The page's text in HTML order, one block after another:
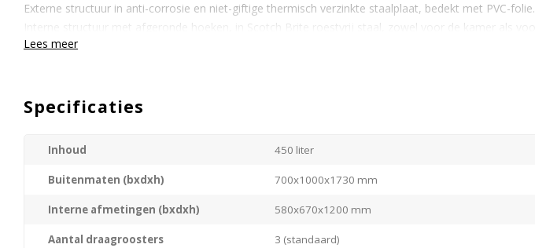
Externe structuur in anti-corrosie en niet-giftige thermisch verzinkte staalplaat, bedekt met PVC-folie.
Interne structuur met afgeronde hoeken, in Scotch Brite roestvrij staal, zowel voor de kamer als voor
de planken.
Isolatiedikte van 60 mm aan alle zijden van de constructie, verkregen door injectie van CFK-vrij
Zelfsluitende massieve deur met verwisselbare magnetische pakking aan vier zijden voor perfecte
Lees meer
Specificaties
Inhoud 450 liter
Buitenmaten (bxdxh) 700x1000x1730 mm
Interne afmetingen (bxdxh) 580x670x1200 mm
Aantal draagroosters 3 (standaard)